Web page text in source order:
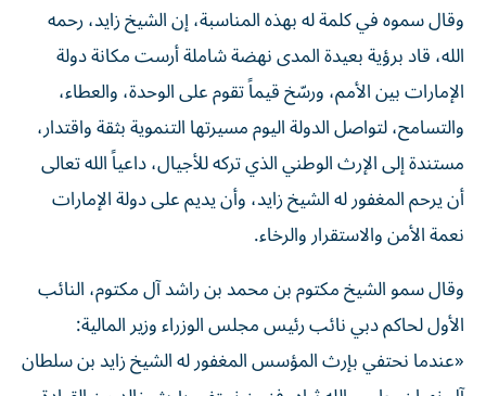
وقال سموه في كلمة له بهذه المناسبة، إن الشيخ زايد، رحمه
الله، قاد برؤية بعيدة المدى نهضة شاملة أرست مكانة دولة
الإمارات بين الأمم، ورسّخ قيماً تقوم على الوحدة، والعطاء،
والتسامح، لتواصل الدولة اليوم مسيرتها التنموية بثقة واقتدار،
مستندة إلى الإرث الوطني الذي تركه للأجيال، داعياً الله تعالى
أن يرحم المغفور له الشيخ زايد، وأن يديم على دولة الإمارات
نعمة الأمن والاستقرار والرخاء.
وقال سمو الشيخ مكتوم بن محمد بن راشد آل مكتوم، النائب
الأول لحاكم دبي نائب رئيس مجلس الوزراء وزير المالية:
«عندما نحتفي بإرث المؤسس المغفور له الشيخ زايد بن سلطان